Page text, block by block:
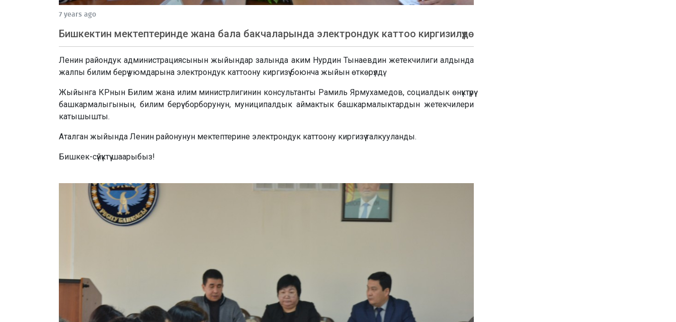
7 years ago
Бишкектин мектептеринде жана бала бакчаларында электрондук каттоо киргизилүүдө
Ленин райондук администрациясынын жыйындар залында аким Нурдин Тынаевдин жетекчилиги алдында
жалпы билим берүү уюмдарына электрондук каттоону киргизүү боюнча жыйын өткөрүлдү.
Жыйынга КРнын Билим жана илим министрлигинин консультанты Рамиль Ярмухамедов, социалдык өнүктүрүү
башкармалыгынын, билим берүү борборунун, муниципалдык аймактык башкармалыктардын жетекчилери
катышышты.
Аталган жыйында Ленин районунун мектептерине электрондук каттоону киргизүү талкууланды.
Бишкек-сүйүктүү шаарыбыз!